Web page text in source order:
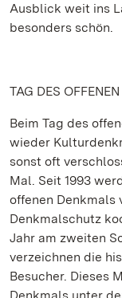
Ausblick weit ins
besonders schön.
TAG DES
Beim Tag des
wieder
sonst oft
Mal. Seit 1993
offenen Denkmals
Denkmalschutz
Jahr am zweiten
verzeichnen die
Besucher. Dieses